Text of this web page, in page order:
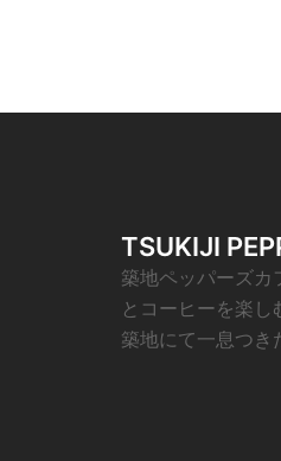
TSUKIJI
築地ペッパーズ
とコーヒーを楽し
築地にて一息つき